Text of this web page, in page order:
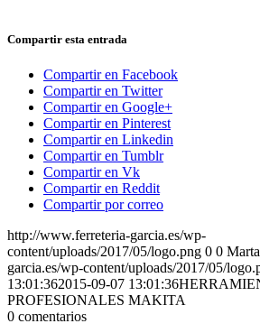
Compartir esta entrada
Compartir en Facebook
Compartir en Twitter
Compartir en Google+
Compartir en Pinterest
Compartir en Linkedin
Compartir en Tumblr
Compartir en Vk
Compartir en Reddit
Compartir por correo
http://www.ferreteria-garcia.es/wp-
content/uploads/2017/05/logo.png 0 0 Marta
garcia.es/wp-content/uploads/2017/05/
13:01:362015-09-07 13:01:36
PROFESIONALES MAKITA
0 comentarios